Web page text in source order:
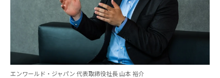
エンワールド・ジャパン 代表取締役社長 山本 裕介